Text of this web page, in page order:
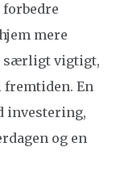
mere
særligt vigtigt,
En
investering,
og en